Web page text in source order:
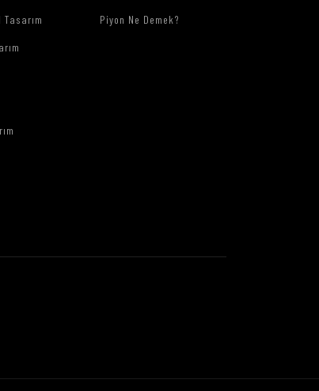
Piyon Ne Demek?